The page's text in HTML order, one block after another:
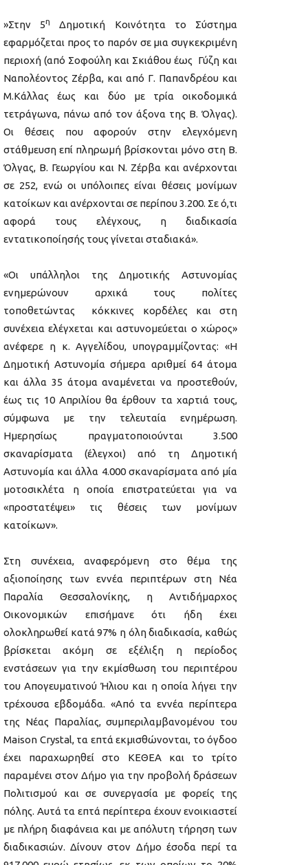
»Στην 5η
Δημοτική Κοινότητα το Σύστημα
εφαρμόζεται προς το παρόν σε μια συγκεκριμένη
περιοχή (από Σοφούλη και Σκιάθου έως Γύζη και
Ναπολέοντος Ζέρβα, και από Γ. Παπανδρέου και
Μ.Κάλλας έως και δύο με τρία οικοδομικά
τετράγωνα, πάνω από τον άξονα της Β. Όλγας).
Οι θέσεις που αφορούν στην ελεγχόμενη
στάθμευση επί πληρωμή βρίσκονται μόνο στη Β.
Όλγας, Β. Γεωργίου και Ν. Ζέρβα και ανέρχονται
σε 252, ενώ οι υπόλοιπες είναι θέσεις μονίμων
κατοίκων και ανέρχονται σε περίπου 3.200. Σε ό,τι
αφορά τους ελέγχους, η διαδικασία
εντατικοποίησής τους γίνεται σταδιακά».
«Οι υπάλληλοι της Δημοτικής Αστυνομίας
ενημερώνουν αρχικά τους πολίτες
τοποθετώντας κόκκινες κορδέλες και στη
συνέχεια ελέγχεται και αστυνομεύεται ο χώρος»
ανέφερε η κ. Αγγελίδου, υπογραμμίζοντας: «Η
Δημοτική Αστυνομία σήμερα αριθμεί 64 άτομα
και άλλα 35 άτομα αναμένεται να προστεθούν,
έως τις 10 Απριλίου θα έρθουν τα χαρτιά τους,
σύμφωνα με την τελευταία ενημέρωση.
Ημερησίως πραγματοποιούνται 3.500
σκαναρίσματα (έλεγχοι) από τη Δημοτική
Αστυνομία και άλλα 4.000 σκαναρίσματα από μία
μοτοσικλέτα η οποία επιστρατεύεται για να
«προστατέψει» τις θέσεις των μονίμων
κατοίκων».
Στη συνέχεια, αναφερόμενη στο θέμα της
αξιοποίησης των εννέα περιπτέρων στη Νέα
Παραλία Θεσσαλονίκης, η Αντιδήμαρχος
Οικονομικών επισήμανε ότι ήδη έχει
ολοκληρωθεί κατά 97% η όλη διαδικασία, καθώς
βρίσκεται ακόμη σε εξέλιξη η περίοδος
ενστάσεων για την εκμίσθωση του περιπτέρου
του Απογευματινού Ήλιου και η οποία λήγει την
τρέχουσα εβδομάδα. «Από τα εννέα περίπτερα
της Νέας Παραλίας, συμπεριλαμβανομένου του
Maison Crystal, τα επτά εκμισθώνονται, το όγδοο
έχει παραχωρηθεί στο ΚΕΘΕΑ και το τρίτο
παραμένει στον Δήμο για την προβολή δράσεων
Πολιτισμού και σε συνεργασία με φορείς της
πόλης. Αυτά τα επτά περίπτερα έχουν ενοικιαστεί
με πλήρη διαφάνεια και με απόλυτη τήρηση των
διαδικασιών. Δίνουν στον Δήμο έσοδα περί τα